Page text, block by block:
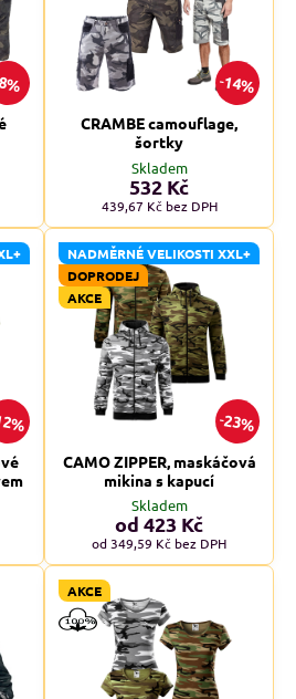
14%
CRAMBE camouflage,
šortky
Skladem
532 Kč
439,67 Kč bez DPH
23%
NADMĚRNÉ VELIKOSTI XXL+
DOPRODEJ
AKCE
CAMO ZIPPER, maskáčová
mikina s kapucí
Skladem
od 423 Kč
od 349,59 Kč bez DPH
AKCE